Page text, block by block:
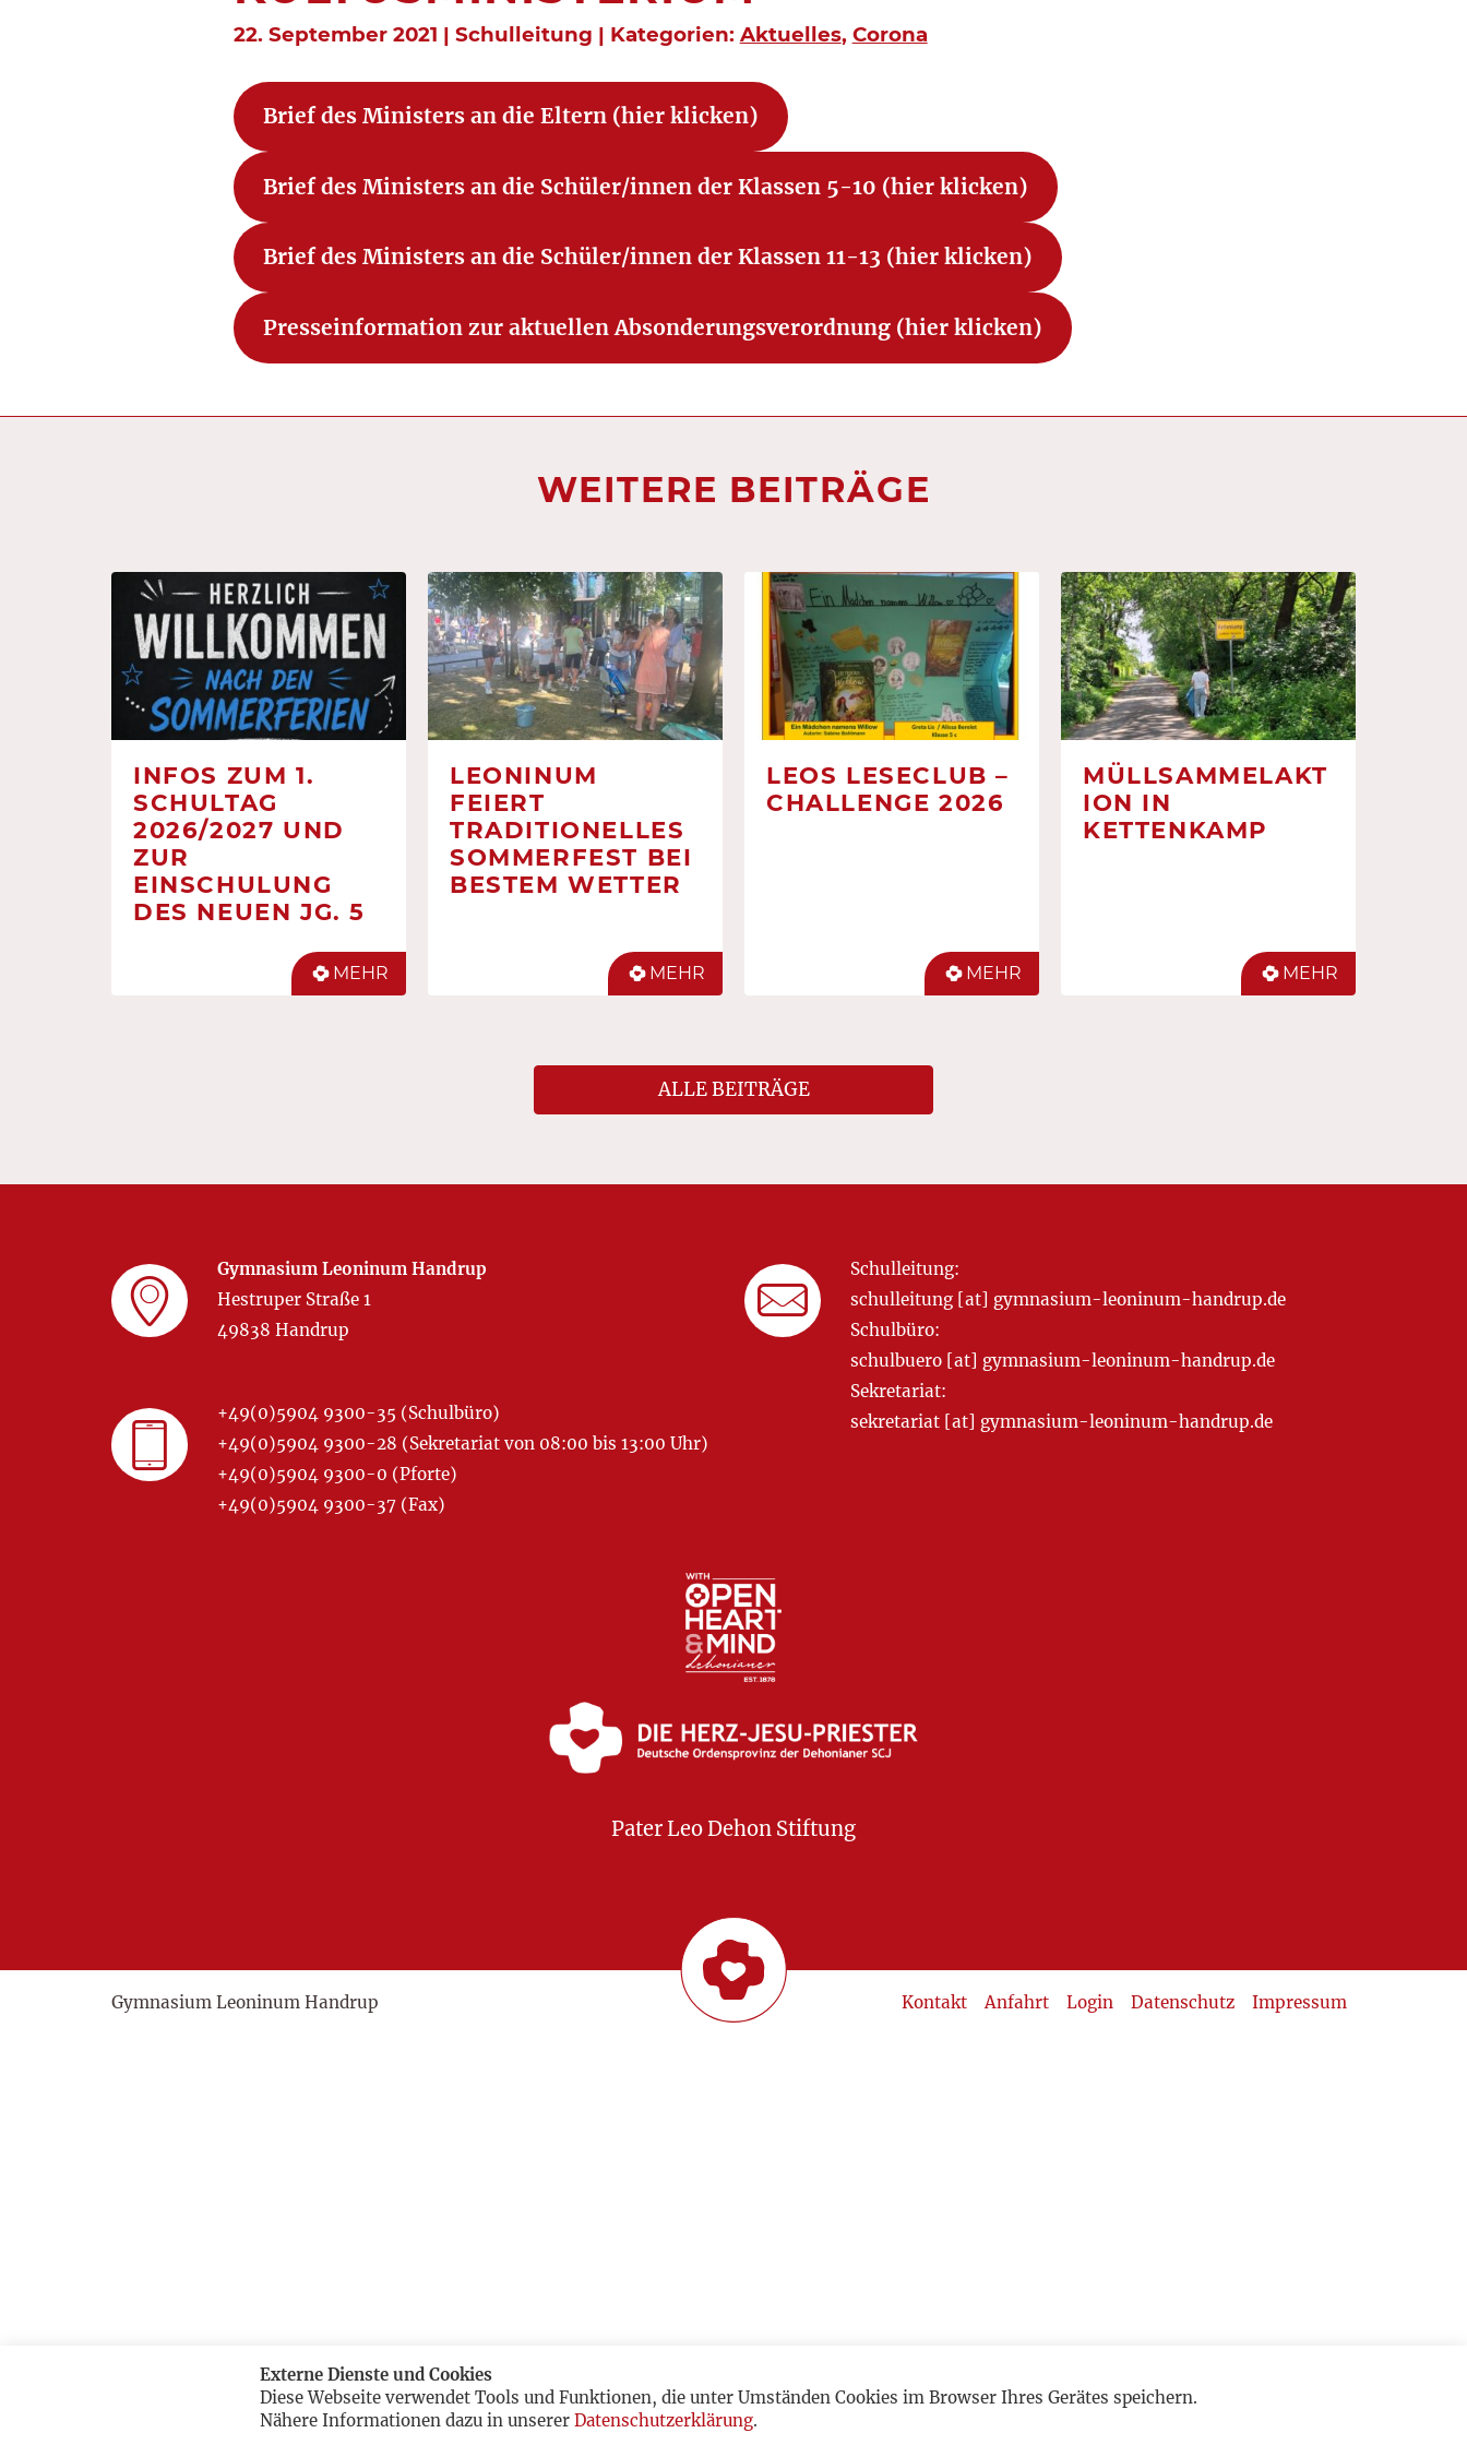
22. September 2021 | Schulleitung | Kategorien: Aktuelles, Corona
Brief des Ministers an die Eltern (hier klicken)
Brief des Ministers an die Schüler/innen der Klassen 5-10 (hier klicken)
Brief des Ministers an die Schüler/innen der Klassen 11-13 (hier klicken)
Presseinformation zur aktuellen Absonderungsverordnung (hier klicken)
WEITERE BEITRÄGE
INFOS ZUM 1.
SCHULTAG
2026/2027 UND
ZUR
EINSCHULUNG
DES NEUEN JG. 5
MEHR
LEONINUM
FEIERT
TRADITIONELLES
SOMMERFEST BEI
BESTEM WETTER
MEHR
LEOS LESECLUB –
CHALLENGE 2026
MEHR
MÜLLSAMMELAKT
ION IN
KETTENKAMP
MEHR
ALLE BEITRÄGE
Gymnasium Leoninum Handrup
Hestruper Straße 1
49838 Handrup
+49(0)5904 9300-35 (Schulbüro)
+49(0)5904 9300-28 (Sekretariat von 08:00 bis 13:00 Uhr)
+49(0)5904 9300-0 (Pforte)
+49(0)5904 9300-37 (Fax)
Schulleitung:
schulleitung [at] gymnasium-leoninum-handrup.de
Schulbüro:
schulbuero [at] gymnasium-leoninum-handrup.de
Sekretariat:
sekretariat [at] gymnasium-leoninum-handrup.de
Pater Leo Dehon Stiftung
Kontakt Anfahrt Login Datenschutz Impressum
Gymnasium Leoninum Handrup
Externe Dienste und Cookies
Diese Webseite verwendet Tools und Funktionen, die unter Umständen Cookies im Browser Ihres Gerätes speichern.
Nähere Informationen dazu in unserer Datenschutzerklärung.